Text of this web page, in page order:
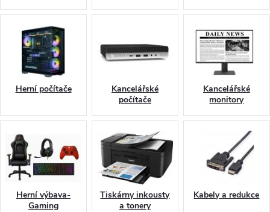
Herní počítače
Kancelářské
počítače
Kancelářské
monitory
Herní výbava-
Gaming
Tiskárny inkousty
a tonery
Kabely a redukce